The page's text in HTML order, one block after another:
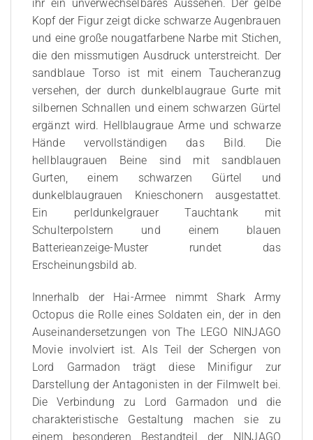
ihr ein unverwechselbares Aussehen. Der gelbe
Kopf der Figur zeigt dicke schwarze Augenbrauen
und eine große nougatfarbene Narbe mit Stichen,
die den missmutigen Ausdruck unterstreicht. Der
sandblaue Torso ist mit einem Taucheranzug
versehen, der durch dunkelblaugraue Gurte mit
silbernen Schnallen und einem schwarzen Gürtel
ergänzt wird. Hellblaugraue Arme und schwarze
Hände vervollständigen das Bild. Die
hellblaugrauen Beine sind mit sandblauen
Gurten, einem schwarzen Gürtel und
dunkelblaugrauen Knieschonern ausgestattet.
Ein perldunkelgrauer Tauchtank mit
Schulterpolstern und einem blauen
Batterieanzeige-Muster rundet das
Erscheinungsbild ab.
Innerhalb der Hai-Armee nimmt Shark Army
Octopus die Rolle eines Soldaten ein, der in den
Auseinandersetzungen von The LEGO NINJAGO
Movie involviert ist. Als Teil der Schergen von
Lord Garmadon trägt diese Minifigur zur
Darstellung der Antagonisten in der Filmwelt bei.
Die Verbindung zu Lord Garmadon und die
charakteristische Gestaltung machen sie zu
einem besonderen Bestandteil der NINJAGO